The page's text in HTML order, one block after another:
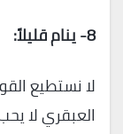
8- ينام قليلاً:
لا نستطيع
العبقري لا